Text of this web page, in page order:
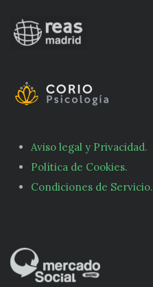
Aviso legal y Privacidad.
Política de Cookies.
Condiciones de Servicio.